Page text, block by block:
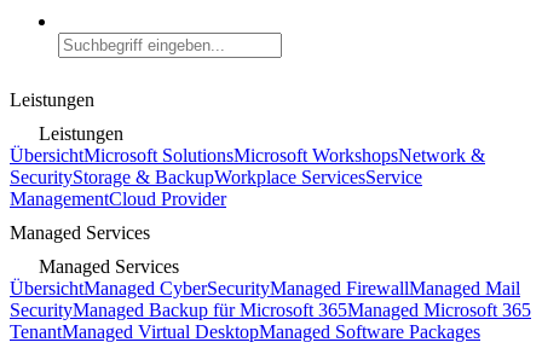
Leistungen
Leistungen
ÜbersichtMicrosoft SolutionsMicrosoft WorkshopsNetwork &
SecurityStorage & BackupWorkplace ServicesService
ManagementCloud Provider
Managed Services
Managed Services
ÜbersichtManaged CyberSecurityManaged FirewallManaged Mail
SecurityManaged Backup für Microsoft 365Managed Microsoft 365
TenantManaged Virtual DesktopManaged Software Packages